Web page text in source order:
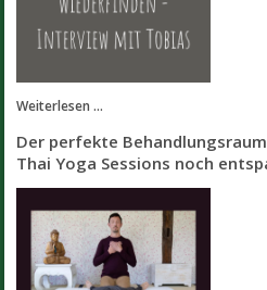
Weiterlesen ...
Der perfekte
Thai Yoga Sessions noch